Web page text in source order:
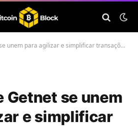
para agilizar e simplificar transações financeiras
Getnet se unem
e simplificar